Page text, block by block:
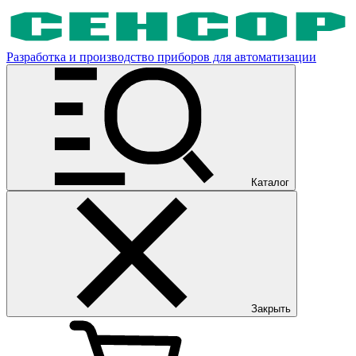
Разработка и производство приборов для автоматизации
Каталог
Закрыть